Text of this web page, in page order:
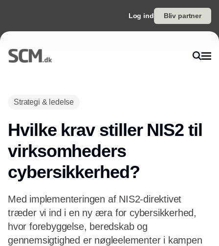
Log ind Bliv partner
Strategi & ledelse
Hvilke krav stiller NIS2 til
virksomheders
cybersikkerhed?
Med implementeringen af NIS2-direktivet
træder vi ind i en ny æra for cybersikkerhed,
hvor forebyggelse, beredskab og
gennemsigtighed er nøgleelementer i kampen